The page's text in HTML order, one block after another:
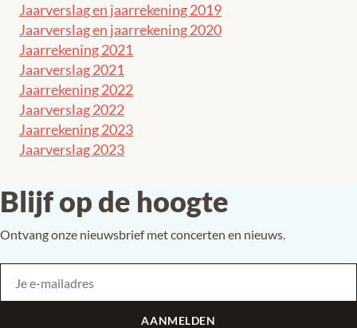
Jaarverslag en jaarrekening 2019
Jaarverslag en jaarrekening 2020
Jaarrekening 2021
Jaarverslag 2021
Jaarrekening 2022
Jaarverslag 2022
Jaarrekening 2023
Jaarverslag 2023
Blijf op de hoogte
Ontvang onze nieuwsbrief met concerten en nieuws.
AANMELDEN